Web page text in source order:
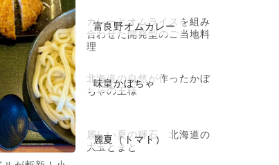
富良野オムカレー
カレーとオムライスを組み
合わせた開発型のご当地料
理
味皇かぼちゃ
北海道の自然が作ったかぼ
ちゃの王様
麗夏（トマト）
麗しい夏の輝石 北海道の
大玉とまと